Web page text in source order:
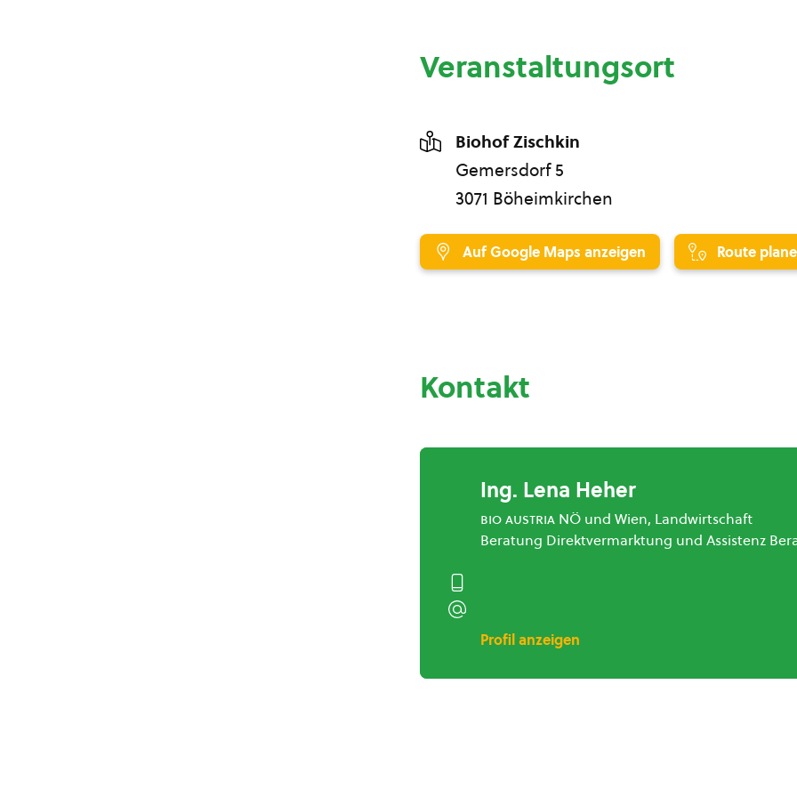
Veranstaltungsort
Biohof Zischkin
Gemersdorf 5
3071 Böheimkirchen
Auf Google Maps anzeigen Route
Kontakt
Ing. Lena Heher
bio austria NÖ und Wien, Landwirtschaft
Beratung Direktvermarktung und Assistenz
Profil anzeigen